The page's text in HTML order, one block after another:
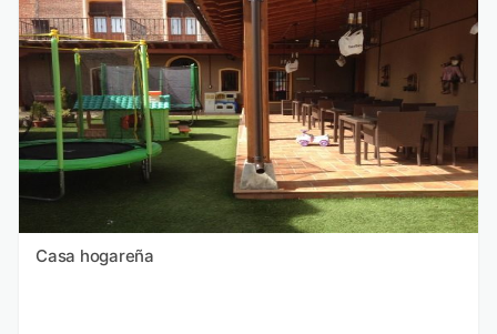
Casa hogareña